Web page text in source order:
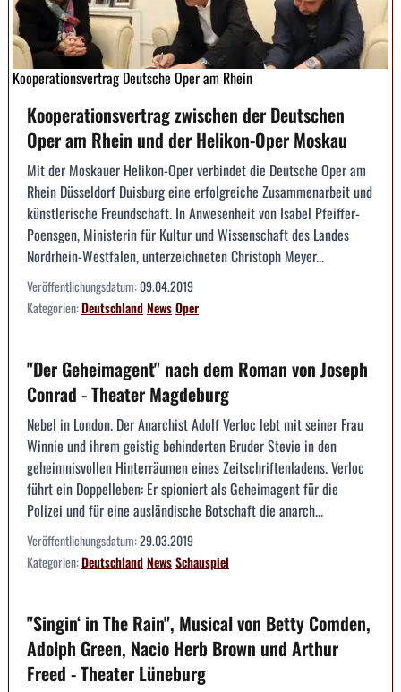
Kooperationsvertrag Deutsche Oper am Rhein
Kooperationsvertrag zwischen der Deutschen
Oper am Rhein und der Helikon-Oper Moskau
Mit der Moskauer Helikon-Oper verbindet die Deutsche Oper am
Rhein Düsseldorf Duisburg eine erfolg­reiche Zusammenarbeit und
künstlerische Freundschaft. In Anwesenheit von Isabel Pfeiffer-
Poensgen, Ministerin für Kultur und Wissenschaft des Landes
Nordrhein-Westfalen, unterzeichneten Christoph Meyer...
Veröffentlichungsdatum:09.04.2019
Kategorien:DeutschlandNewsOper
"Der Geheimagent" nach dem Roman von Joseph
Conrad - Theater Magdeburg
Nebel in London. Der Anarchist Adolf Verloc lebt mit seiner Frau
Winnie und ihrem geistig behinderten Bruder Stevie in den
geheimnisvollen Hinterräumen eines Zeitschriftenladens. Verloc
führt ein Doppelleben: Er spioniert als Geheimagent für die
Polizei und für eine ausländische Botschaft die anarch...
Veröffentlichungsdatum:29.03.2019
Kategorien:DeutschlandNewsSchauspiel
"Singin‘ in The Rain", Musical von Betty Comden,
Adolph Green, Nacio Herb Brown und Arthur
Freed - Theater Lüneburg